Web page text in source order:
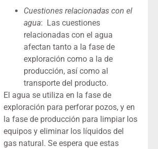
Cuestiones relacionadas con el
agua: Las cuestiones
relacionadas con el agua
afectan tanto a la fase de
exploración como a la de
producción, así como al
transporte del producto.
El agua se utiliza en la fase de
exploración para perforar pozos, y en
la fase de producción para limpiar los
equipos y eliminar los líquidos del
gas natural. Se espera que estas